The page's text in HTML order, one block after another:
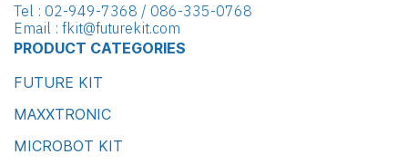
Tel : 02-949-7368 / 086-335-0768
Email : fkit@futurekit.com
PRODUCT CATEGORIES
FUTURE KIT
MAXXTRONIC
MICROBOT KIT